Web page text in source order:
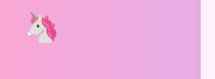
🦄